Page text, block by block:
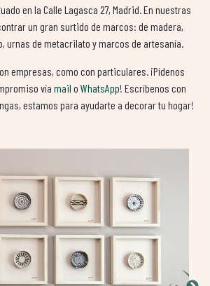
en la Calle Lagasca 27, Madrid. En nuestras
un gran surtido de marcos: de madera,
urnas de metacrilato y marcos de artesanía.
empresas, como con particulares. ¡Pídenos
vía mail o WhatsApp! Escríbenos con
estamos para ayudarte a decorar tu hogar!